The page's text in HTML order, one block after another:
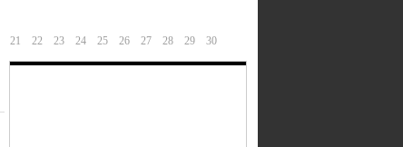
21 22 23 24 25 26 27 28 29 30